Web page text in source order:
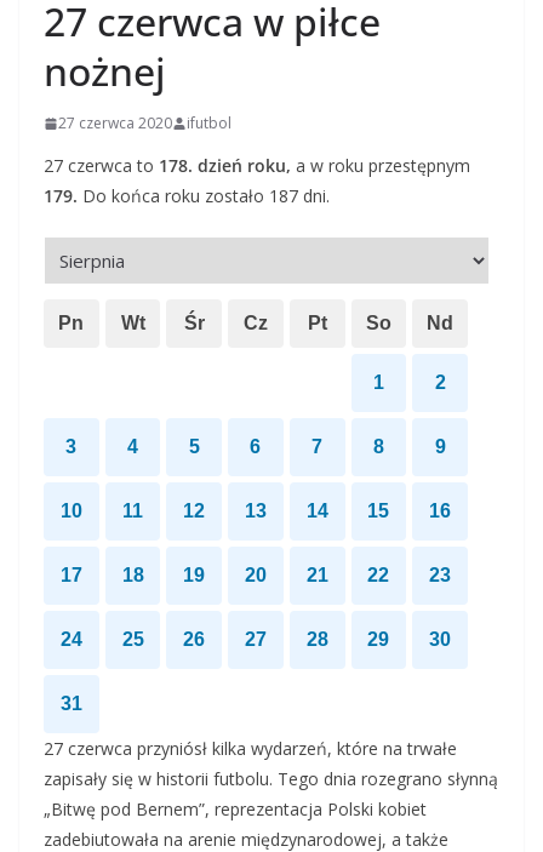
27 czerwca w piłce
nożnej
27 czerwca 2020 ifutbol
27 czerwca to 178. dzień roku, a w roku przestępnym
179. Do końca roku zostało 187 dni.
Pn Wt Śr Cz Pt So Nd
1 2
3 4 5 6 7 8 9
10 11 12 13 14 15 16
17 18 19 20 21 22 23
24 25 26 27 28 29 30
31
27 czerwca przyniósł kilka wydarzeń, które na trwałe
zapisały się w historii futbolu. Tego dnia rozegrano słynną
„Bitwę pod Bernem”, reprezentacja Polski kobiet
zadebiutowała na arenie międzynarodowej, a także